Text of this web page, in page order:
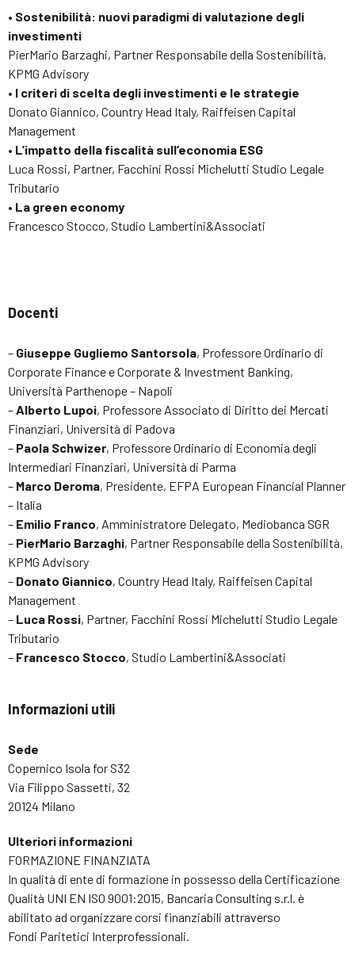
• Sostenibilità: nuovi paradigmi di valutazione degli
investimenti
PierMario Barzaghi, Partner Responsabile della Sostenibilità,
KPMG Advisory
• I criteri di scelta degli investimenti e le strategie
Donato Giannico, Country Head Italy, Raiffeisen Capital
Management
• L’impatto della fiscalità sull’economia ESG
Luca Rossi, Partner, Facchini Rossi Michelutti Studio Legale
Tributario
• La green economy
Francesco Stocco, Studio Lambertini&Associati
Docenti
– Giuseppe Gugliemo Santorsola, Professore Ordinario di
Corporate Finance e Corporate & Investment Banking,
Università Parthenope – Napoli
–Alberto Lupoi, Professore Associato di Diritto dei Mercati
Finanziari, Università di Padova
– Paola Schwizer, Professore Ordinario di Economia degli
Intermediari Finanziari, Università di Parma
– Marco Deroma, Presidente, EFPA European Financial Planner
– Italia
– Emilio Franco, Amministratore Delegato, Mediobanca SGR
– PierMario Barzaghi, Partner Responsabile della Sostenibilità,
KPMG Advisory
– Donato Giannico, Country Head Italy, Raiffeisen Capital
Management
– Luca Rossi, Partner, Facchini Rossi Michelutti Studio Legale
Tributario
– Francesco Stocco, Studio Lambertini&Associati
Informazioni utili
Sede
Copernico Isola for S32
Via Filippo Sassetti, 32
20124 Milano
Ulteriori informazioni
FORMAZIONE FINANZIATA
In qualità di ente di formazione in possesso della Certificazione
Qualità UNI EN ISO 9001:2015, Bancaria Consulting s.r.l. è
abilitato ad organizzare corsi finanziabili attraverso
Fondi Paritetici Interprofessionali.